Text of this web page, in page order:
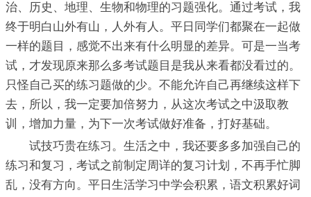
治、历史、地理、生物和物理的习题强化。通过考试，我
终于明白山外有山，人外有人。平日同学们都聚在一起做
一样的题目，感觉不出来有什么明显的差异。可是一当考
试，才发现原来那么多考试题目是我从来看都没看过的。
只怪自己买的练习题做的少。不能允许自己再继续这样下
去，所以，我一定要加倍努力，从这次考试之中汲取教
训，增加力量，为下一次考试做好准备，打好基础。
试技巧贵在练习。生活之中，我还要多多加强自己的
练习和复习，考试之前制定周详的复习计划，不再手忙脚
乱，没有方向。平日生活学习中学会积累，语文积累好词